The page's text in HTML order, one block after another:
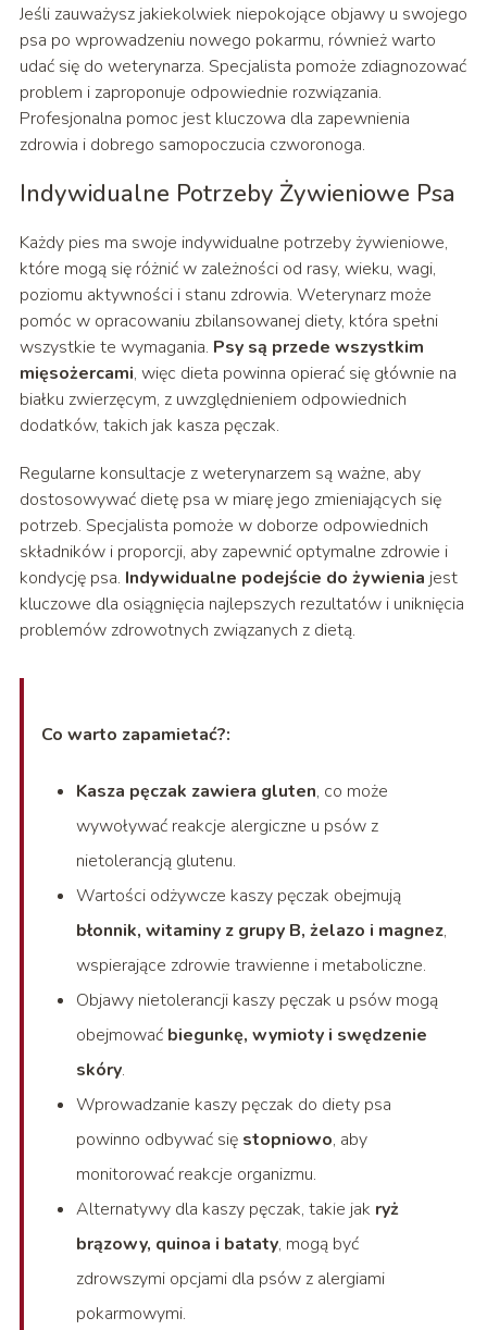
Jeśli zauważysz jakiekolwiek niepokojące objawy u swojego
psa po wprowadzeniu nowego pokarmu, również warto
udać się do weterynarza. Specjalista pomoże zdiagnozować
problem i zaproponuje odpowiednie rozwiązania.
Profesjonalna pomoc jest kluczowa dla zapewnienia
zdrowia i dobrego samopoczucia czworonoga.
Indywidualne Potrzeby Żywieniowe Psa
Każdy pies ma swoje indywidualne potrzeby żywieniowe,
które mogą się różnić w zależności od rasy, wieku, wagi,
poziomu aktywności i stanu zdrowia. Weterynarz może
pomóc w opracowaniu zbilansowanej diety, która spełni
wszystkie te wymagania. Psy są przede wszystkim
mięsożercami, więc dieta powinna opierać się głównie na
białku zwierzęcym, z uwzględnieniem odpowiednich
dodatków, takich jak kasza pęczak.
Regularne konsultacje z weterynarzem są ważne, aby
dostosowywać dietę psa w miarę jego zmieniających się
potrzeb. Specjalista pomoże w doborze odpowiednich
składników i proporcji, aby zapewnić optymalne zdrowie i
kondycję psa. Indywidualne podejście do żywienia jest
kluczowe dla osiągnięcia najlepszych rezultatów i uniknięcia
problemów zdrowotnych związanych z dietą.
Co warto zapamietać?:
Kasza pęczak zawiera gluten, co może
wywoływać reakcje alergiczne u psów z
nietolerancją glutenu.
Wartości odżywcze kaszy pęczak obejmują
błonnik, witaminy z grupy B, żelazo i magnez,
wspierające zdrowie trawienne i metaboliczne.
Objawy nietolerancji kaszy pęczak u psów mogą
obejmować biegunkę, wymioty i swędzenie
skóry.
Wprowadzanie kaszy pęczak do diety psa
powinno odbywać się stopniowo, aby
monitorować reakcje organizmu.
Alternatywy dla kaszy pęczak, takie jak ryż
brązowy, quinoa i bataty, mogą być
zdrowszymi opcjami dla psów z alergiami
pokarmowymi.